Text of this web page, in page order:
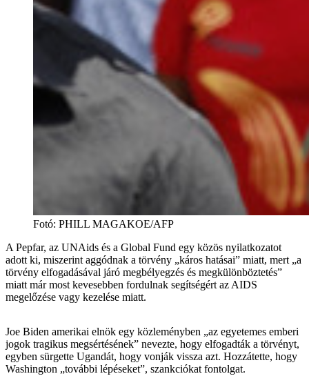
Fotó: PHILL MAGAKOE/AFP
A Pepfar, az UNAids és a Global Fund egy közös nyilatkozatot
adott ki, miszerint aggódnak a törvény „káros hatásai” miatt, mert „a
törvény elfogadásával járó megbélyegzés és megkülönböztetés”
miatt már most kevesebben fordulnak segítségért az AIDS
megelőzése vagy kezelése miatt.
Joe Biden amerikai elnök egy közleményben „az egyetemes emberi
jogok tragikus megsértésének” nevezte, hogy elfogadták a törvényt,
egyben sürgette Ugandát, hogy vonják vissza azt. Hozzátette, hogy
Washington „további lépéseket”, szankciókat fontolgat.